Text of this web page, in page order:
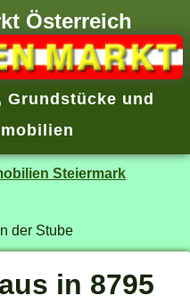
Österreich
Grundstücke und
Steiermark
der Stube
in 8795